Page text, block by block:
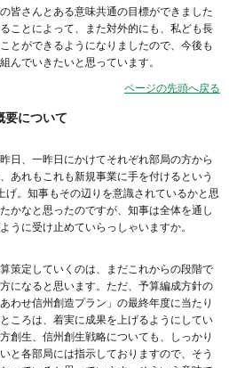
皆さんとある意味共通の目標ができました
ことによって、また対外的にも、私ども長
とができるようになりましたので、今後も
んでいきたいと思っています。
ページの先頭へ戻る
について
日、一昨日にかけてそれぞれ部局の方から
あれもこれも新規事業に手を付けるという
げ。知事もその辺りを意識されているかと思
かなと思ったのですが、知事は全体を通し
うに受け止めていらっしゃいますか。
策定していくのは、まだこれからの段階で
になると思います。ただ、予算編成方針の
わせ信州創造プラン」の最終年度に当たり
ころは、着実に成果を上げるようにしてい
創生、信州創生戦略についても、しっかり
と各部局には指示しておりますので、そう